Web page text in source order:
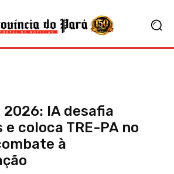
2026: IA desafia
coloca TRE-PA no
à